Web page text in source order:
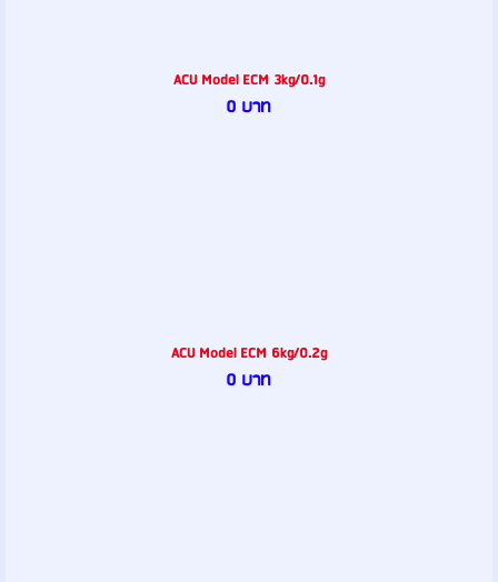
ACU Model ECM 3kg/0.1g
0 บาท
ACU Model ECM 6kg/0.2g
0 บาท